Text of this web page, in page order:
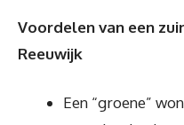
Voordelen van een
Reeuwijk
Een “groene”